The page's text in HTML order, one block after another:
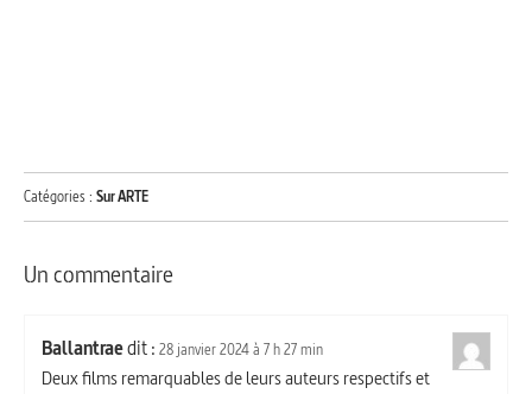
Catégories : Sur ARTE
Un commentaire
Ballantraedit : 28 janvier 2024 à 7 h 27 min
Deux films remarquables de leurs auteurs respectifs et